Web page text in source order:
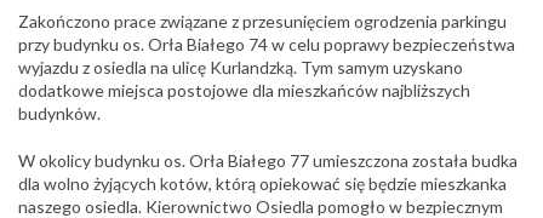
Zakończono prace związane z przesunięciem ogrodzenia parkingu
przy budynku os. Orła Białego 74 w celu poprawy bezpieczeństwa
wyjazdu z osiedla na ulicę Kurlandzką. Tym samym uzyskano
dodatkowe miejsca postojowe dla mieszkańców najbliższych
budynków.
W okolicy budynku os. Orła Białego 77 umieszczona została budka
dla wolno żyjących kotów, którą opiekować się będzie mieszkanka
naszego osiedla. Kierownictwo Osiedla pomogło w bezpiecznym